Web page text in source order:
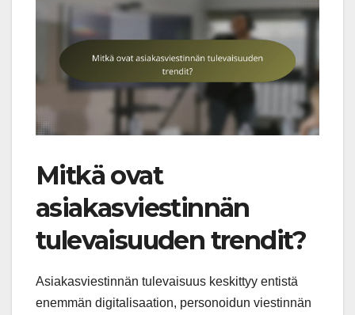
Mitkä ovat
asiakasviestinnän
tulevaisuuden trendit?
Asiakasviestinnän tulevaisuus keskittyy entistä
enemmän digitalisaation, personoidun viestinnän